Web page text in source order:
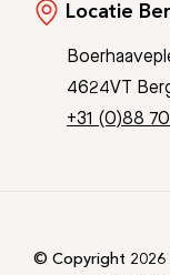
Locatie
4624VT
+31 (0)88
© Copyright 2026